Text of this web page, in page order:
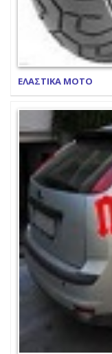
ΕΛΑΣΤΙΚΑ ΜΟΤΟ